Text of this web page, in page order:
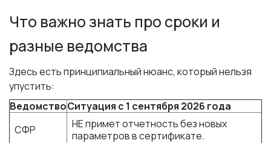
Что важно знать про сроки и
разные ведомства
Здесь есть принципиальный нюанс, который нельзя
упустить:
ВедомствоСитуация с 1 сентября 2026 года
СФР
НЕ примет отчетность без новых
параметров в сертификате.